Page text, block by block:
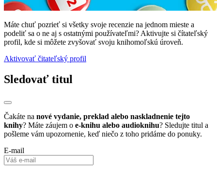
Máte chuť pozrieť si všetky svoje recenzie na jednom mieste a
podeliť sa o ne aj s ostatnými používateľmi? Aktivujte si čítateľský
profil, kde si môžete zvyšovať svoju knihomoľskú úroveň.
Aktivovať čitateľský profil
Sledovať titul
Čakáte na nové vydanie, preklad alebo naskladnenie tejto
knihy? Máte záujem o e-knihu alebo audioknihu? Sledujte titul a
pošleme vám upozornenie, keď niečo z toho pridáme do ponuky.
E-mail